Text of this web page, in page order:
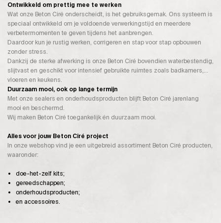
Ontwikkeld om prettig mee te werken
Wat onze Beton Ciré onderscheidt, is het gebruiksgemak. Ons systeem is
speciaal ontwikkeld om je voldoende verwerkingstijd en meerdere
verbetermomenten te geven tijdens het aanbrengen.
Daardoor kun je rustig werken, corrigeren en stap voor stap opbouwen
zonder stress.
Dankzij de sterke afwerking is onze Beton Ciré bovendien waterbestendig,
slijtvast en geschikt voor intensief gebruikte ruimtes zoals badkamers,
vloeren en keukens.
Duurzaam mooi, ook op lange termijn
Met onze sealers en onderhoudsproducten blijft Beton Ciré jarenlang
mooi en beschermd.
Wij maken Beton Ciré toegankelijk én duurzaam mooi.
Alles voor jouw Beton Ciré project
In onze webshop vind je een uitgebreid assortiment Beton Ciré producten,
waaronder:
doe-het-zelf kits;
gereedschappen;
onderhoudsproducten;
en accessoires.